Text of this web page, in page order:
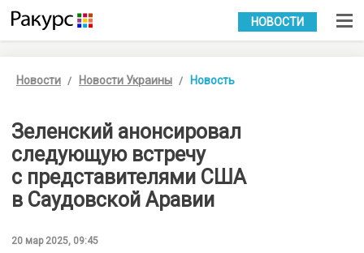
УКР РУС
НОВОСТИ
Новости Новости Украины Новость
Зеленский анонсировал
следующую встречу
с представителями США
в Саудовской Аравии
20 мар 2025, 09:45